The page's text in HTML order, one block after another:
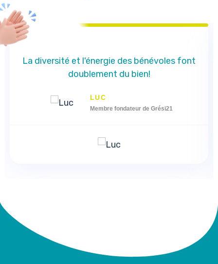
La diversité et l'énergie des bénévoles font
doublement du bien!
LUC
Membre fondateur de Grési21